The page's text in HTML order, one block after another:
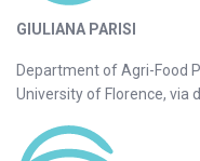
GIULIANA PARISI
Department of Agri-Food
University of Florence, via